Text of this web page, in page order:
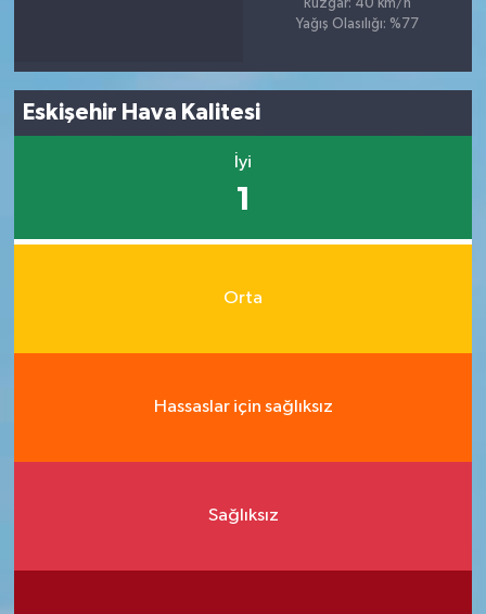
Rüzgar: 40 km/h
Yağış Olasılığı: %77
Eskişehir Hava Kalitesi
İyi
1
Orta
Hassaslar için sağlıksız
Sağlıksız